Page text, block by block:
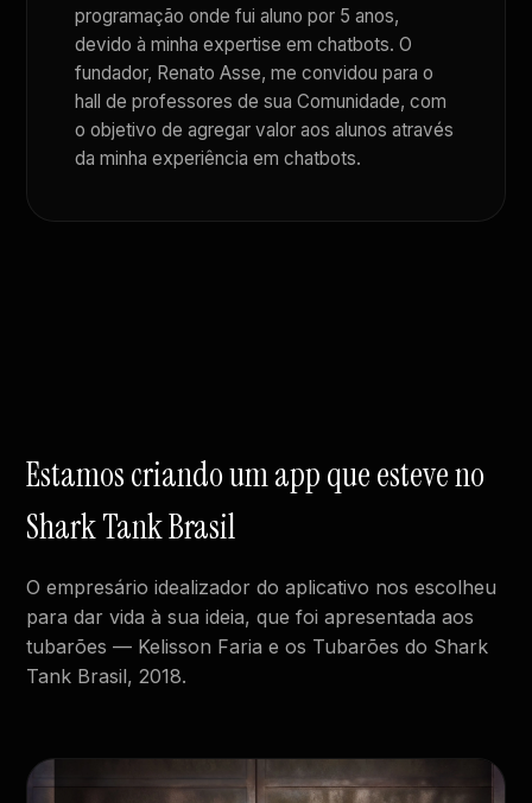
programação onde fui aluno por 5 anos,
devido à minha expertise em chatbots. O
fundador, Renato Asse, me convidou para o
hall de professores de sua Comunidade, com
o objetivo de agregar valor aos alunos através
da minha experiência em chatbots.
Estamos criando um app que esteve no
Shark Tank Brasil
O empresário idealizador do aplicativo nos escolheu
para dar vida à sua ideia, que foi apresentada aos
tubarões — Kelisson Faria e os Tubarões do Shark
Tank Brasil, 2018.